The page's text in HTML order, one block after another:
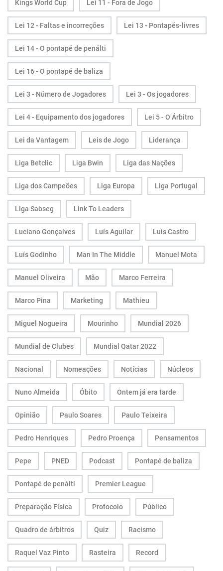
Kings World Cup Lei 11 - Fora de Jogo
Lei 12 - Faltas e incorreções Lei 13 - Pontapés-livres
Lei 14 - O pontapé de penálti
Lei 16 - O pontapé de baliza
Lei 3 - Número de Jogadores Lei 3 - Os jogadores
Lei 4 - Equipamento dos jogadores Lei 5 - O Árbitro
Lei da Vantagem Leis de Jogo Liderança
Liga Betclic Liga Bwin Liga das Nações
Liga dos Campeões Liga Europa Liga Portugal
Liga Sabseg Link To Leaders
Luciano Gonçalves Luís Aguilar Luís Castro
Luís Godinho Man In The Middle Manuel Mota
Manuel Oliveira Mão Marco Ferreira
Marco Pina Marketing Mathieu
Miguel Nogueira Mourinho Mundial 2026
Mundial de Clubes Mundial Qatar 2022
Nacional Nomeações Notícias Núcleos
Nuno Almeida Óbito Ontem já era tarde
Opinião Paulo Soares Paulo Teixeira
Pedro Henriques Pedro Proença Pensamentos
Pepe PNED Podcast Pontapé de baliza
Pontapé de penálti Premier League
Preparação Física Protocolo Público
Quadro de árbitros Quiz Racismo
Raquel Vaz Pinto Rasteira Record